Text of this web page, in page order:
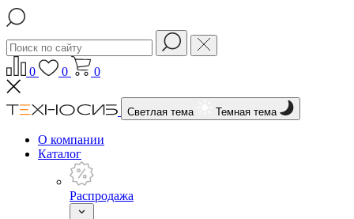
0 0 0
Светлая тема Темная тема
О компании
Каталог
Распродажа